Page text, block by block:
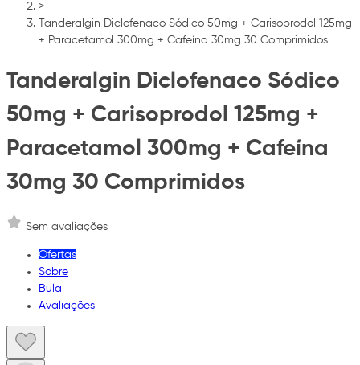
>
Tanderalgin Diclofenaco Sódico 50mg + Carisoprodol 125mg
+ Paracetamol 300mg + Cafeína 30mg 30 Comprimidos
Tanderalgin Diclofenaco Sódico
50mg + Carisoprodol 125mg +
Paracetamol 300mg + Cafeína
30mg 30 Comprimidos
Sem avaliações
Ofertas
Sobre
Bula
Avaliações